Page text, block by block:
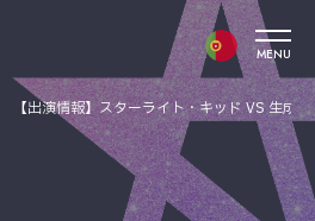
MENU
【出演情報】スターライト・キッド VS 生成